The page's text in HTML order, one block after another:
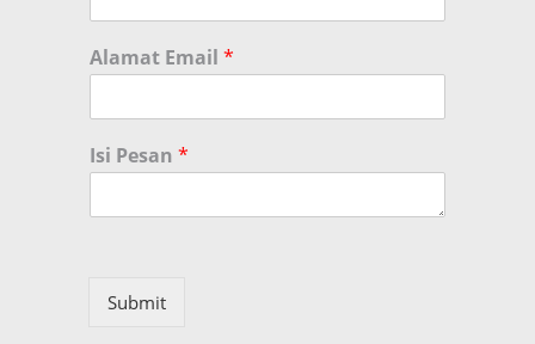
Alamat Email *
Isi Pesan *
Submit